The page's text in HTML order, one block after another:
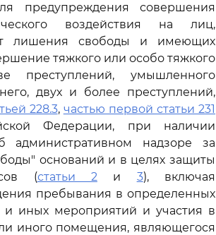
предупреждения совершения
воздействия на лиц,
лишения свободы и имеющих
тяжкого или особо тяжкого
преступлений, умышленного
двух и более преступлений,
228.3, частью первой статьи 231
Федерации, при наличии
административном надзоре за
оснований и в целях защиты
(статьи 2и 3), включая
пребывания в определенных
и иных мероприятий и участия в
иного помещения, являющегося